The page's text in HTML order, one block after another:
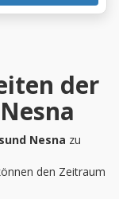
der
Nesna zu
den Zeitraum